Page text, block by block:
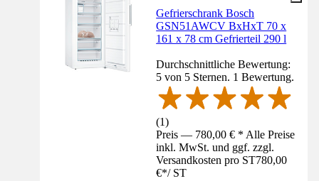
Gefrierschrank Bosch
GSN51AWCV BxHxT 70 x
161 x 78 cm Gefrierteil 290 l
Durchschnittliche Bewertung:
5 von 5 Sternen. 1 Bewertung.
(1)
Preis — 780,00 € * Alle Preise
inkl. MwSt. und ggf. zzgl.
Versandkosten pro ST780,00
€*/ ST